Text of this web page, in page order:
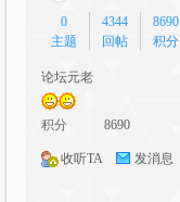
0
主题
4344
回帖
8690
积分
论坛元老
积分 8690
收听TA 发消息